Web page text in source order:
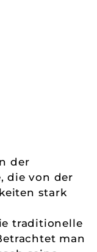
der
die von der
stark
traditionelle
man